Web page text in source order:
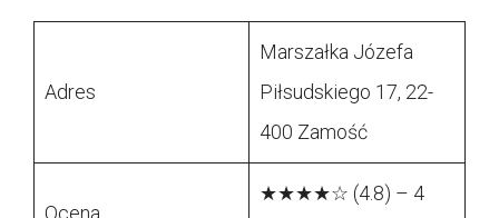
Adres
Marszałka Józefa
Piłsudskiego 17, 22-
400 Zamość
★★★★☆ (4.8) – 4